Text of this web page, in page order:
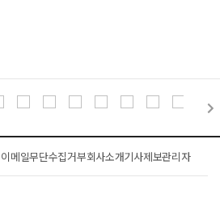
이메일무단수집거부회사소개기사제보관리자